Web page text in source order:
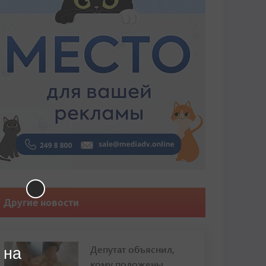
Другие новости
Депутат объяснил,